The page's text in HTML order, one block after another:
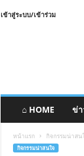
เข้าสู่ระบบ/เข้าร่วม
⌂ HOME ข่
หน้าแรก กิจกรรมน่าสน
กิจกรรมน่าสนใจ